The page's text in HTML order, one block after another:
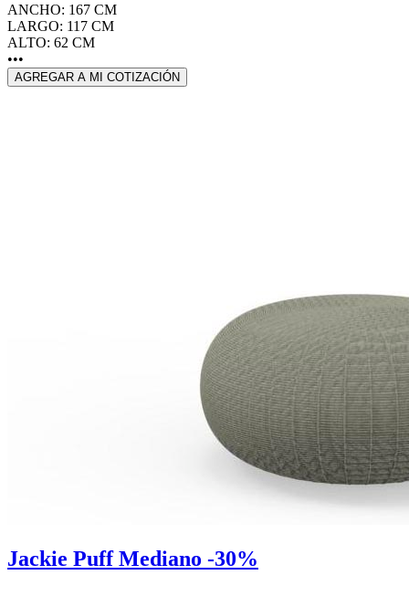
ANCHO: 167 CM
LARGO: 117 CM
ALTO: 62 CM
•••
AGREGAR A MI COTIZACIÓN
Jackie Puff Mediano -30%